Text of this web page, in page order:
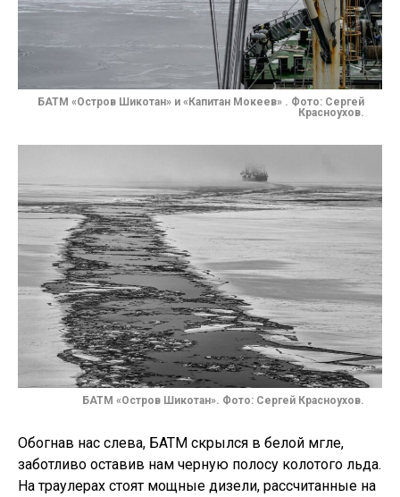
БАТМ «Остров Шикотан» и «Капитан Мокеев» . Фото: Сергей
Красноухов.
БАТМ «Остров Шикотан». Фото: Сергей Красноухов.
Обогнав нас слева, БАТМ скрылся в белой мгле,
заботливо оставив нам черную полосу колотого льда.
На траулерах стоят мощные дизели, рассчитанные на